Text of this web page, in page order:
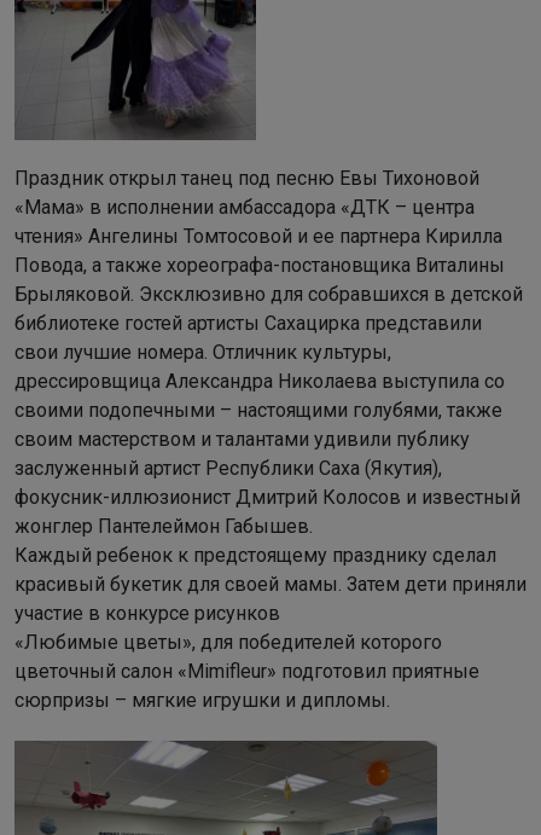
Праздник открыл танец под песню Евы Тихоновой
«Мама» в исполнении амбассадора «ДТК – центра
чтения» Ангелины Томтосовой и ее партнера Кирилла
Повода, а также хореографа-постановщика Виталины
Брыляковой. Эксклюзивно для собравшихся в детской
библиотеке гостей артисты Сахацирка представили
свои лучшие номера. Отличник культуры,
дрессировщица Александра Николаева выступила со
своими подопечными – настоящими голубями, также
своим мастерством и талантами удивили публику
заслуженный артист Республики Саха (Якутия),
фокусник-иллюзионист Дмитрий Колосов и известный
жонглер Пантелеймон Габышев.
Каждый ребенок к предстоящему празднику сделал
красивый букетик для своей мамы. Затем дети приняли
участие в конкурсе рисунков
«Любимые цветы», для победителей которого
цветочный салон «Mimifleur» подготовил приятные
сюрпризы – мягкие игрушки и дипломы.